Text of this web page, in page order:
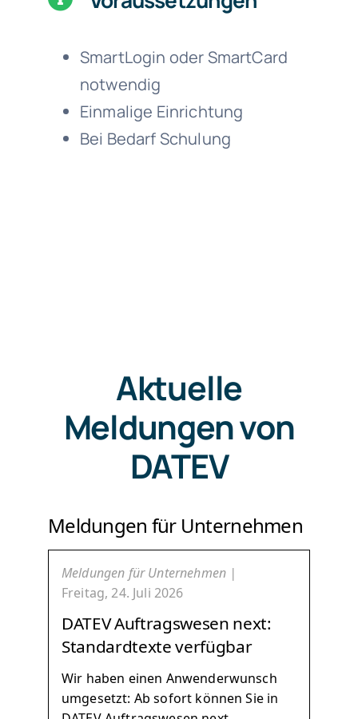
SmartLogin oder SmartCard
notwendig
Einmalige Einrichtung
Bei Bedarf Schulung
Aktuelle
Meldungen von
DATEV
Meldungen für Unternehmen
Meldungen für Unternehmen |
Freitag, 24. Juli 2026
DATEV Auftragswesen next:
Standardtexte verfügbar
Wir haben einen Anwenderwunsch
umgesetzt: Ab sofort können Sie in